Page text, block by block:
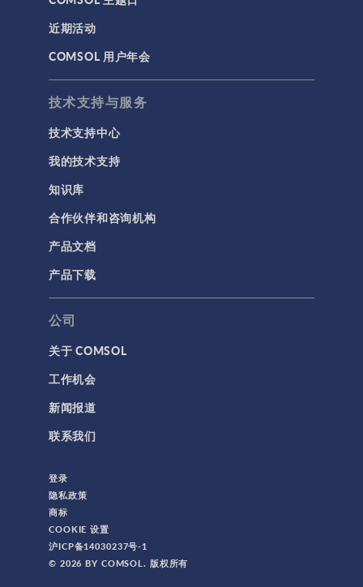
近期活动
COMSOL 用户年会
技术支持与服务
技术支持中心
我的技术支持
知识库
合作伙伴和咨询机构
产品文档
产品下载
公司
关于 COMSOL
工作机会
新闻报道
联系我们
登录
隐私政策
商标
COOKIE 设置
沪ICP备14030237号-1
© 2026 BY COMSOL. 版权所有